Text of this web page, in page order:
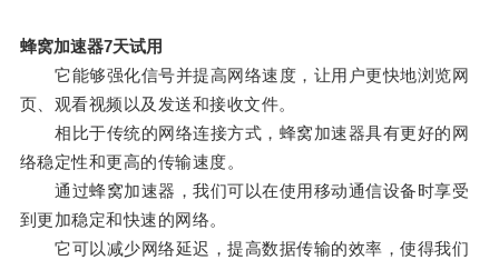
蜂窝加速器7天试用
它能够强化信号并提高网络速度，让用户更快地浏览网
页、观看视频以及发送和接收文件。
相比于传统的网络连接方式，蜂窝加速器具有更好的网
络稳定性和更高的传输速度。
通过蜂窝加速器，我们可以在使用移动通信设备时享受
到更加稳定和快速的网络。
它可以减少网络延迟，提高数据传输的效率，使得我们